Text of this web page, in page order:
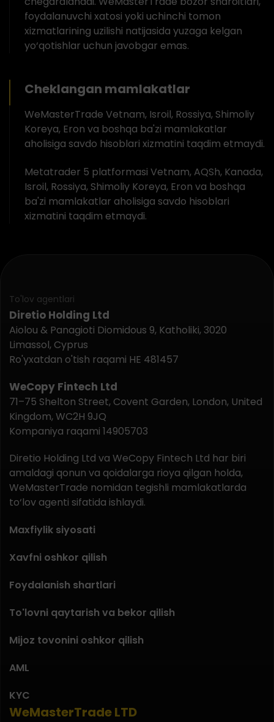
foydalanuvchi xatosi yoki uchinchi tomon
xizmatlarining uzilishi natijasida yuzaga kelgan
yo‘qotishlar uchun javobgar emas.
Cheklangan mamlakatlar
WeMasterTrade Vetnam, Isroil, Rossiya, Shimoliy
Koreya, Eron va boshqa ba'zi mamlakatlar
aholisiga savdo hisoblari xizmatini taqdim etmaydi.
Metatrader 5 platformasi Vetnam, AQSh, Kanada,
Isroil, Rossiya, Shimoliy Koreya, Eron va boshqa
ba'zi mamlakatlar aholisiga savdo hisoblari
xizmatini taqdim etmaydi.
WeMasterTrade LTD
To'lov agentlari
Diretio Holding Ltd
Aiolou & Panagioti Diomidous 9, Katholiki, 3020
Limassol, Cyprus
Ro'yxatdan o'tish raqami HE 481457
WeCopy Fintech Ltd
71–75 Shelton Street, Covent Garden, London, United
Kingdom, WC2H 9JQ
Kompaniya raqami 14905703
Diretio Holding Ltd va WeCopy Fintech Ltd har biri
amaldagi qonun va qoidalarga rioya qilgan holda,
WeMasterTrade nomidan tegishli mamlakatlarda
to‘lov agenti sifatida ishlaydi.
Maxfiylik siyosati
Xavfni oshkor qilish
Foydalanish shartlari
To'lovni qaytarish va bekor qilish
Mijoz tovonini oshkor qilish
AML
KYC